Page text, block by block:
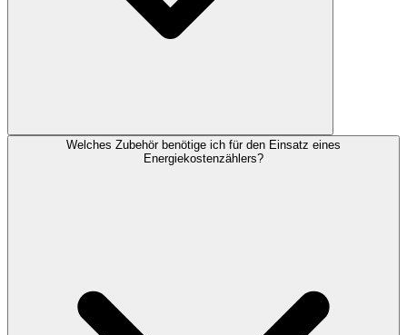
Welches Zubehör benötige ich für den Einsatz eines
Energiekostenzählers?